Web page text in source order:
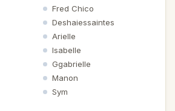
Fred Chico
Deshaiessaintes
Arielle
Isabelle
Ggabrielle
Manon
Sym